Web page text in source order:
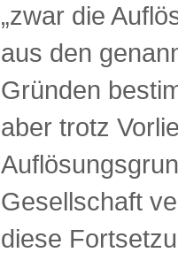
„zwar die
aus den
Gründen
aber trotz
Gesellschaft
diese